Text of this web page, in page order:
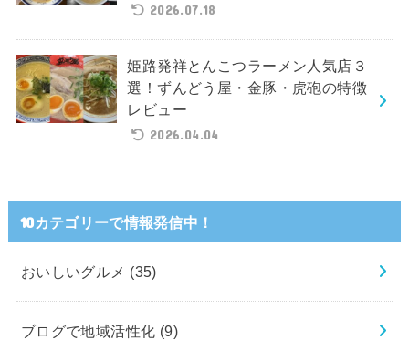
2026.07.18
姫路発祥とんこつラーメン人気店３
選！ずんどう屋・金豚・虎砲の特徴
レビュー
2026.04.04
10カテゴリーで情報発信中！
おいしいグルメ (35)
ブログで地域活性化 (9)